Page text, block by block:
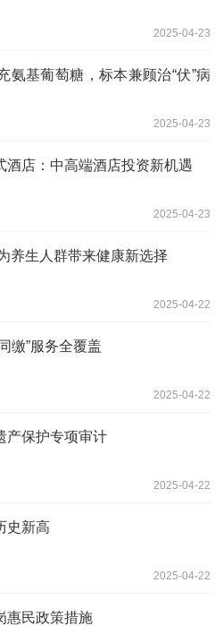
2025-04-23
氨基葡萄糖，标本兼顾治“伏”病
2025-04-23
酒店：中高端酒店投资新机遇
2025-04-23
养生人群带来健康新选择
2025-04-22
缴”服务全覆盖
2025-04-22
产保护专项审计
2025-04-22
史新高
2025-04-22
惠民政策措施